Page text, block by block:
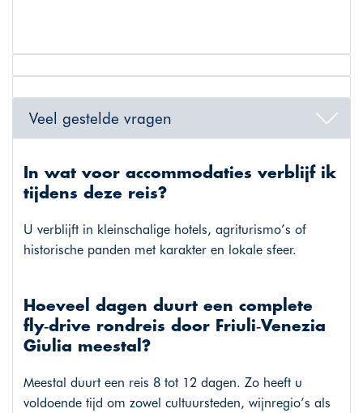
Veel gestelde vragen
In wat voor accommodaties verblijf ik
tijdens deze reis?
U verblijft in kleinschalige hotels, agriturismo’s of
historische panden met karakter en lokale sfeer.
Hoeveel dagen duurt een complete
fly‑drive rondreis door Friuli‑Venezia
Giulia meestal?
Meestal duurt een reis 8 tot 12 dagen. Zo heeft u
voldoende tijd om zowel cultuursteden, wijnregio’s als